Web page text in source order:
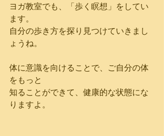
ヨガ教室でも、「歩く瞑想」をしてい
ます。
自分の歩き方を探り見つけていきまし
ょうね。
体に意識を向けることで、ご自分の体
をもっと
知ることができて、健康的な状態にな
りますよ。